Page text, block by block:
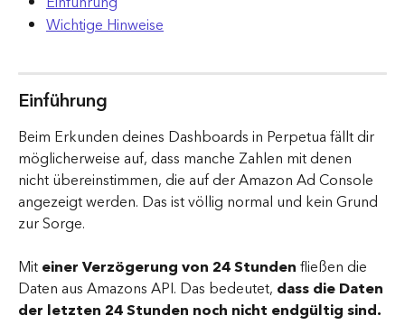
Wichtige Hinweise
Einführung
Beim Erkunden deines Dashboards in Perpetua fällt dir
möglicherweise auf, dass manche Zahlen mit denen
nicht übereinstimmen, die auf der Amazon Ad Console
angezeigt werden. Das ist völlig normal und kein Grund
zur Sorge.
Mit einer Verzögerung von 24 Stunden fließen die
Daten aus Amazons API. Das bedeutet, dass die Daten
der letzten 24 Stunden noch nicht endgültig sind.